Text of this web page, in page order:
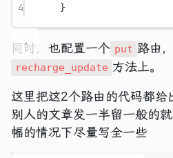
4
}
同时，也配置一个 put 路由
recharge_update 方法上。
这里把这2个路由的代码都给
别人的文章发一半留一般的
幅的情况下尽量写全一些